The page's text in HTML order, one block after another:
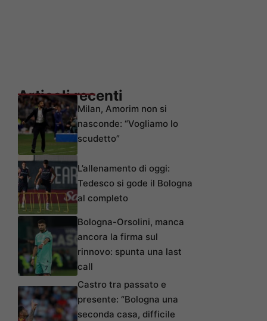
Articoli recenti
Milan, Amorim non si
nasconde: “Vogliamo lo
scudetto”
L’allenamento di oggi:
Tedesco si gode il Bologna
al completo
Bologna-Orsolini, manca
ancora la firma sul
rinnovo: spunta una last
call
Castro tra passato e
presente: “Bologna una
seconda casa, difficile